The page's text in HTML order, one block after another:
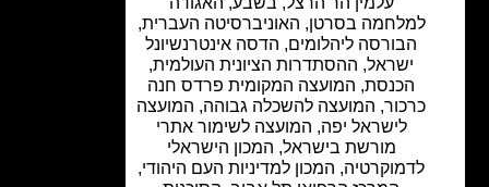
למלחמה בסרטן, האוניברסיטה העברית,
הבורסה ליהלומים,הדסה אינטרנשיונל
ההסתדרות הציונית העולמית,
,המועצה המקומית פרדס חנה
המועצה להשכלה גבוהה, המועצה
לישראל יפה,המועצה לשימור אתרי
מורשת בישראל,המכון הישראלי
לדמוקרטיה,המכון למדיניות העם היהודי,